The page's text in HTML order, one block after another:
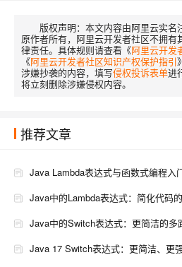
版权声明： 本文内容由阿里云实名
原作者所有，阿里云开发者社区不拥
律责任。具体规则请查看《阿里云开发
《阿里云开发者社区知识产权保护指引
涉嫌抄袭的内容，填写侵权投诉表单进
将立刻删除涉嫌侵权内容。
推荐文章
Java Lambda表达式与函数式编程入
Java中的Lambda表达式：简化代码
Java中的Switch表达式：更简洁的多
Java 17 Switch表达式：更简洁、更